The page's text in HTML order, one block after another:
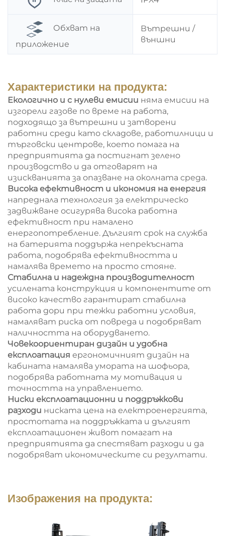
Обхват на
приложение
Вътрешни /
външни
Характеристики на продукта:
Екологично и с нулеви емисии няма емисии на
изгорели газове по време на работа,
подходящо за вътрешни и затворени
работни среди като складове, работилници и
търговски центрове, което помага на
предприятията да постигнат зелено
производство и да отговарят на
изискванията за опазване на околната среда.
Висока ефективност и икономия на енергия
напреднала технология за електрическо
задвижване осигурява висока работна
ефективност при намалено
енергопотребление. Дългият срок на служба
на батерията поддържа непрекъсната
работа, подобрява ефективността и
намалява времето на просто стояне.
Стабилна и надеждна производителност
усилената конструкция и компонентите от
високо качество гарантират стабилна
работа дори при тежки работни условия,
намаляват риска от повреда и подобряват
наличността на оборудването.
Човекоориентиран дизайн и удобна
експлоатация ергономичният дизайн на
кабината намалява умората на шофьора,
подобрява работната му мотивация и
точността на управлението.
Ниски експлоатационни и поддръжкови
разходи ниската цена на електроенергията,
простотата на поддръжката и дългият
експлоатационен живот помагат на
предприятията да спестяват разходи и да
подобряват икономическите си резултати.
Изображения на продукта: